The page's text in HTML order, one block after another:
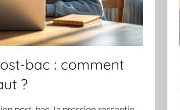
bac : comment
?